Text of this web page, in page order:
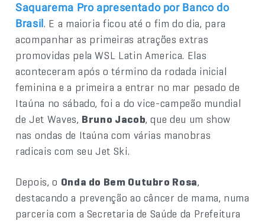
Saquarema Pro apresentado por Banco do
Brasil. E a maioria ficou até o fim do dia, para
acompanhar as primeiras atrações extras
promovidas pela WSL Latin America. Elas
aconteceram após o término da rodada inicial
feminina e a primeira a entrar no mar pesado de
Itaúna no sábado, foi a do vice-campeão mundial
de Jet Waves, Bruno Jacob, que deu um show
nas ondas de Itaúna com várias manobras
radicais com seu Jet Ski.
Depois, o Onda do Bem Outubro Rosa,
destacando a prevenção ao câncer de mama, numa
parceria com a Secretaria de Saúde da Prefeitura